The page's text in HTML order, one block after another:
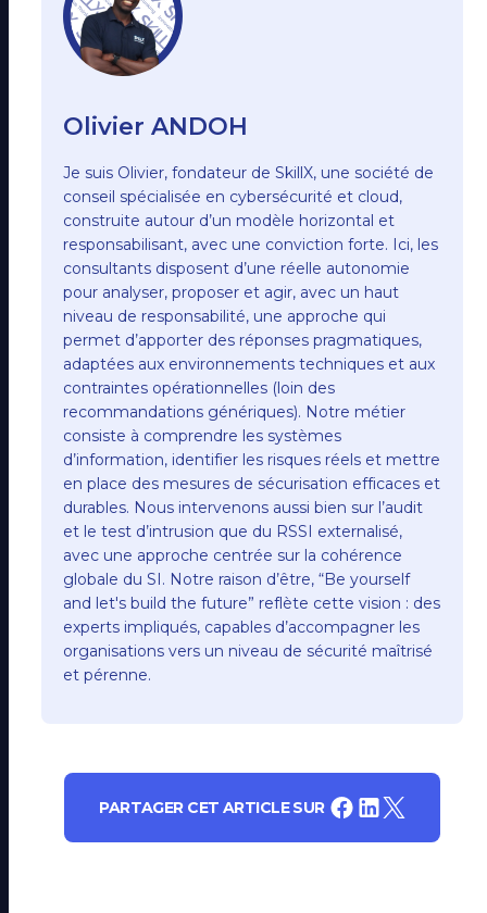
Olivier ANDOH
Je suis Olivier, fondateur de SkillX, une société de
conseil spécialisée en cybersécurité et cloud,
construite autour d’un modèle horizontal et
responsabilisant, avec une conviction forte. Ici, les
consultants disposent d’une réelle autonomie
pour analyser, proposer et agir, avec un haut
niveau de responsabilité, une approche qui
permet d’apporter des réponses pragmatiques,
adaptées aux environnements techniques et aux
contraintes opérationnelles (loin des
recommandations génériques). Notre métier
consiste à comprendre les systèmes
d’information, identifier les risques réels et mettre
en place des mesures de sécurisation efficaces et
durables. Nous intervenons aussi bien sur l’audit
et le test d’intrusion que du RSSI externalisé,
avec une approche centrée sur la cohérence
globale du SI. Notre raison d’être, “Be yourself
and let's build the future” reflète cette vision : des
experts impliqués, capables d’accompagner les
organisations vers un niveau de sécurité maîtrisé
et pérenne.
PARTAGER CET ARTICLE SUR